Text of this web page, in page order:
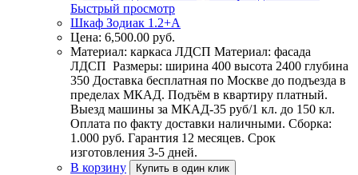
Быстрый просмотр
Шкаф Зодиак 1.2+А
Цена: 6,500.00 руб.
Материал: каркаса ЛДСП Материал: фасада
ЛДСП Размеры: ширина 400 высота 2400 глубина
350 Доставка бесплатная по Москве до подъезда в
пределах МКАД. Подъём в квартиру платный.
Выезд машины за МКАД-35 руб/1 кл. до 150 кл.
Оплата по факту доставки наличными. Сборка:
1.000 руб. Гарантия 12 месяцев. Срок
изготовления 3-5 дней.
В корзину
Купить в один клик